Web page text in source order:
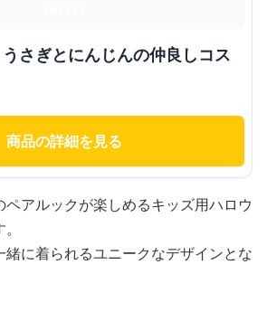
さぎとにんじんの仲良しコス
商品の詳細を見る
ペアルックが楽しめるキッズ用ハロウ
緒に着られるユニークなデザインとな